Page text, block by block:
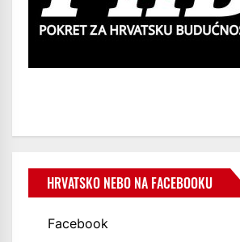
HRVATSKO NEBO NA FACEBOOKU
Facebook